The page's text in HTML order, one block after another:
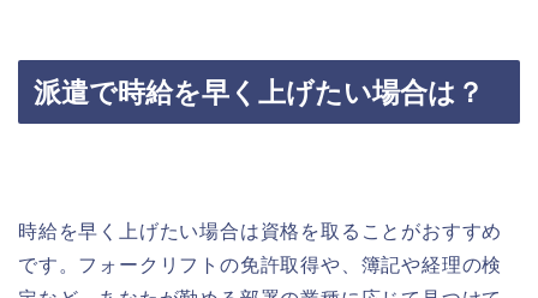
派遣で時給を早く上げたい場合は？
時給を早く上げたい場合は資格を取ることがおすすめ
です。フォークリフトの免許取得や、簿記や経理の検